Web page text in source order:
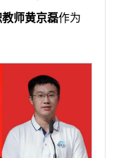
师黄京磊作为